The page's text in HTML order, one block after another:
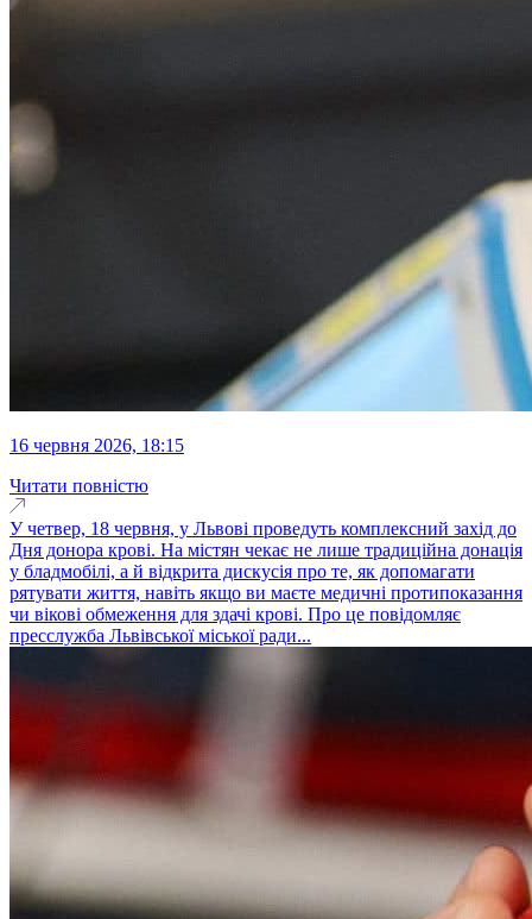
16 червня 2026, 18:15
Читати повністю
У четвер, 18 червня, у Львові проведуть комплексний захід до
Дня донора крові. На містян чекає не лише традиційна донація
у бладмобілі, а й відкрита дискусія про те, як допомагати
рятувати життя, навіть якщо ви маєте медичні протипоказання
чи вікові обмеження для здачі крові. Про це повідомляє
пресслужба Львівської міської ради...